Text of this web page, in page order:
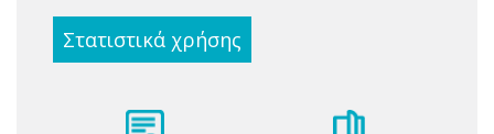
Στατιστικά χρήσης